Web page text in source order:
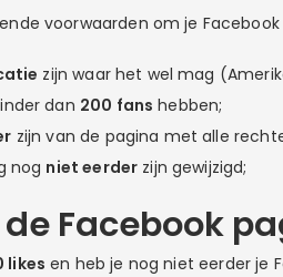
voorwaarden om je
zijn waar het wel mag
dan 200 fans hebben;
zijn van de pagina met alle
nog niet eerder zijn gewijzigd;
de Facebook
likes en heb je nog niet eerder je